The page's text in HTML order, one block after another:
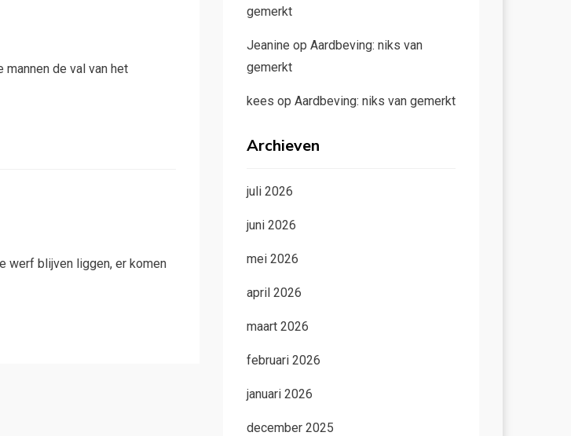
mannen de val van het
werf blijven liggen, er komen
gemerkt
Jeanine op Aardbeving: niks van
gemerkt
kees op Aardbeving: niks van gemerkt
Archieven
juli 2026
juni 2026
mei 2026
april 2026
maart 2026
februari 2026
januari 2026
december 2025